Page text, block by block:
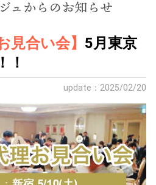
見合い会】 5月東京
！
update：2025/02/20